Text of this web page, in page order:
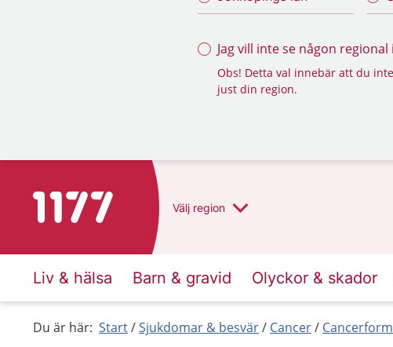
Jag vill inte se någon
Obs! Detta val innebär att du
just din region.
Till startsidan för 1177 Välj region
Liv & hälsa Barn & gravid Olyckor & skador
Du är här: Start Sjukdomar & besvär Cancer